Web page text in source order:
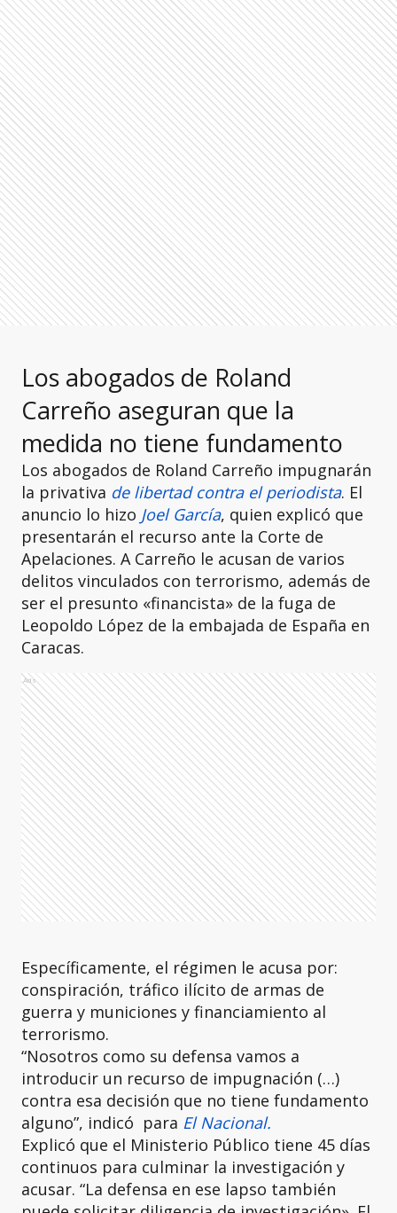
Los abogados de Roland
Carreño aseguran que la
medida no tiene fundamento
Los abogados de Roland Carreño impugnarán
la privativa de libertad contra el periodista. El
anuncio lo hizo Joel García, quien explicó que
presentarán el recurso ante la Corte de
Apelaciones. A Carreño le acusan de varios
delitos vinculados con terrorismo, además de
ser el presunto «financista» de la fuga de
Leopoldo López de la embajada de España en
Caracas.
Ads
Específicamente, el régimen le acusa por:
conspiración, tráfico ilícito de armas de
guerra y municiones y financiamiento al
terrorismo.
“Nosotros como su defensa vamos a
introducir un recurso de impugnación (…)
contra esa decisión que no tiene fundamento
alguno”, indicó para El Nacional.
Explicó que el Ministerio Público tiene 45 días
continuos para culminar la investigación y
acusar. “La defensa en ese lapso también